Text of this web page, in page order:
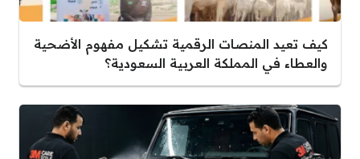
كيف تعيد المنصات الرقمية تشكيل مفهوم الأضحية
والعطاء في المملكة العربية السعودية؟